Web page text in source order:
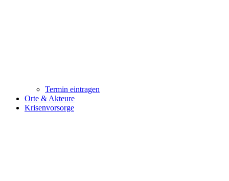
Termin eintragen
Orte & Akteure
Krisenvorsorge